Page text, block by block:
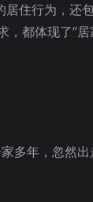
住行为，还
都体现了“居
多年，忽然